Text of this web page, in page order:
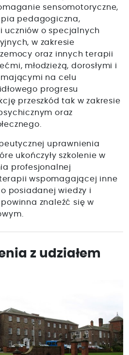
sensomotoryczne,
pedagogiczna,
uczniów o specjalnych
w zakresie
oraz innych terapii
młodzieżą, dorosłymi i
na celu
progresu
przeszkód tak w zakresie
oraz
uprawnienia
ukończyły szkolenie w
profesjonalnej
wspomagającej inne
posiadanej wiedzy i
znaleźć się w
z udziałem